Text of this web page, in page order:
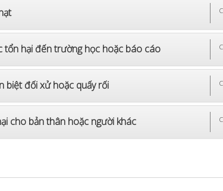
tổn hại đến trường học hoặc báo cáo
biệt đối xử hoặc quấy rối
cho bản thân hoặc người khác